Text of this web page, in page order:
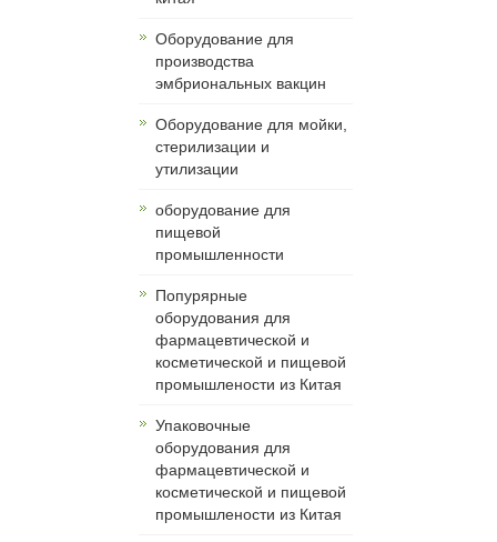
Оборудование для
производства
эмбриональных вакцин
Оборудование для мойки,
стерилизации и
утилизации
оборудование для
пищевой
промышленности
Попурярные
оборудования для
фармацевтической и
косметической и пищевой
промышлености из Китая
Упаковочные
оборудования для
фармацевтической и
косметической и пищевой
промышлености из Китая